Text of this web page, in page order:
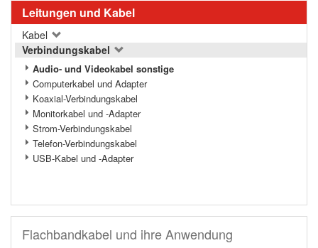
Leitungen und Kabel
Kabel
Verbindungskabel
Audio- und Videokabel sonstige
Computerkabel und Adapter
Koaxial-Verbindungskabel
Monitorkabel und -Adapter
Strom-Verbindungskabel
Telefon-Verbindungskabel
USB-Kabel und -Adapter
Flachbandkabel und ihre Anwendung